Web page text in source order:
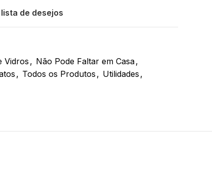
de desejos
Vidros, Não Pode Faltar em Casa,
, Todos os Produtos , Utilidades ,